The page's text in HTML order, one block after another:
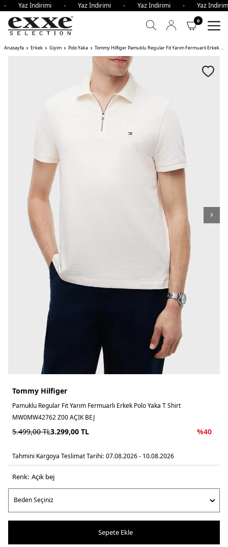
Yaz İndirimi - Yaz İndirimi - Yaz İndirimi - Yaz
0
Anasayfa Erkek Giyim Polo Yaka Tommy Hilfiger Pamuklu Regular Fit Yarım Fermuarlı Erkek Polo Yaka T Shirt AÇIK
Tommy Hilfiger
Pamuklu Regular Fit Yarım Fermuarlı Erkek Polo Yaka T Shirt
MW0MW42762 Z00 AÇIK BEJ
5.499,00TL3.299,00 TL %40
Tahmini Kargoya Teslimat Tarihi: 07.08.2026 - 10.08.2026
Renk: açik bej
Sepete Ekle